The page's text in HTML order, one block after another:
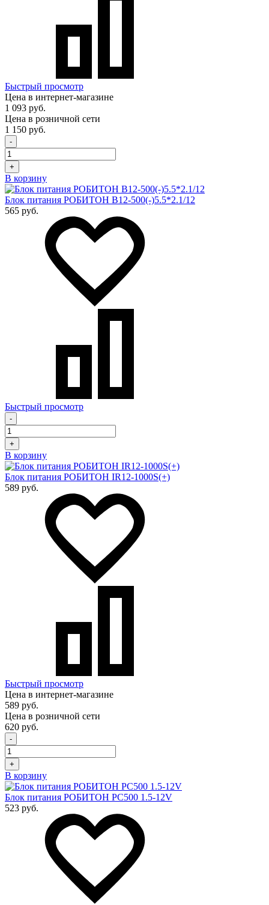
Быстрый просмотр
Цена в интернет-магазине
1 093 руб.
Цена в розничной сети
1 150 руб.
-
+
В корзину
Блок питания РОБИТОН В12-500(-)5.5*2.1/12
565 руб.
Быстрый просмотр
-
+
В корзину
Блок питания РОБИТОН IR12-1000S(+)
589 руб.
Быстрый просмотр
Цена в интернет-магазине
589 руб.
Цена в розничной сети
620 руб.
-
+
В корзину
Блок питания РОБИТОН РС500 1.5-12V
523 руб.